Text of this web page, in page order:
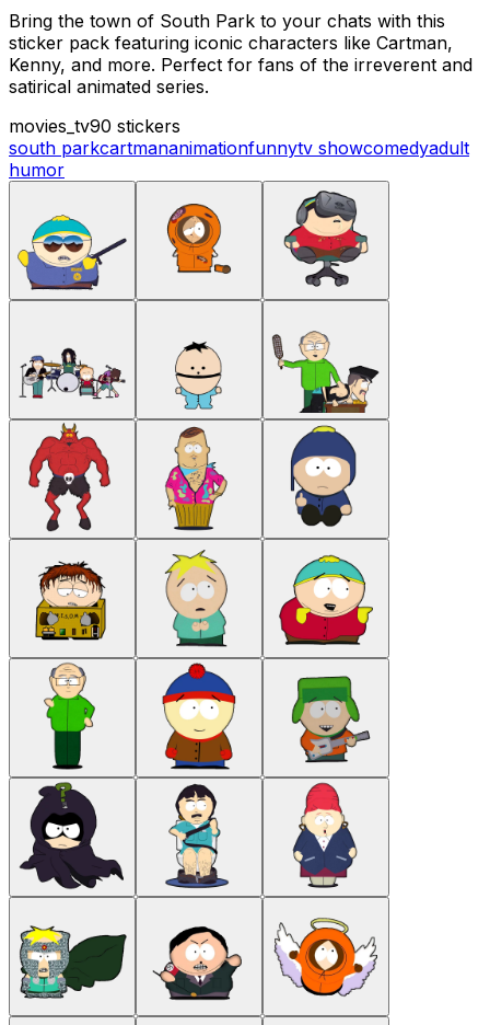
Bring the town of South Park to your chats with this
sticker pack featuring iconic characters like Cartman,
Kenny, and more. Perfect for fans of the irreverent and
satirical animated series.
movies_tv90 stickers
south parkcartmananimationfunnytv showcomedyadult
humor